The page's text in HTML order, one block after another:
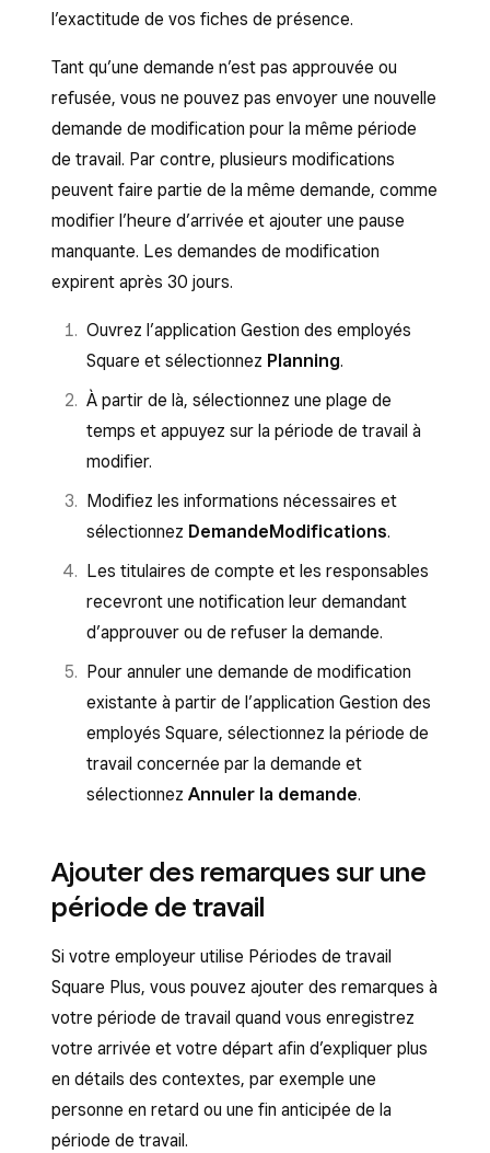
l’exactitude de vos fiches de présence.
Tant qu’une demande n’est pas approuvée ou
refusée, vous ne pouvez pas envoyer une nouvelle
demande de modification pour la même période
de travail. Par contre, plusieurs modifications
peuvent faire partie de la même demande, comme
modifier l’heure d’arrivée et ajouter une pause
manquante. Les demandes de modification
expirent après 30 jours.
Ouvrez l’application Gestion des employés
Square et sélectionnez Planning.
À partir de là, sélectionnez une plage de
temps et appuyez sur la période de travail à
modifier.
Modifiez les informations nécessaires et
sélectionnez DemandeModifications.
Les titulaires de compte et les responsables
recevront une notification leur demandant
d’approuver ou de refuser la demande.
Pour annuler une demande de modification
existante à partir de l’application Gestion des
employés Square, sélectionnez la période de
travail concernée par la demande et
sélectionnez Annuler la demande.
Ajouter des remarques sur une
période de travail
Si votre employeur utilise Périodes de travail
Square Plus, vous pouvez ajouter des remarques à
votre période de travail quand vous enregistrez
votre arrivée et votre départ afin d’expliquer plus
en détails des contextes, par exemple une
personne en retard ou une fin anticipée de la
période de travail.